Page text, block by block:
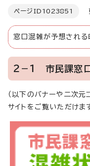
ページID 1023851
窓口混雑が予想される
2－1 市民課窓口
（以下のバナーや二次元
サイトをご覧いただけます